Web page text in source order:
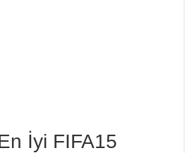
İyi FIFA15